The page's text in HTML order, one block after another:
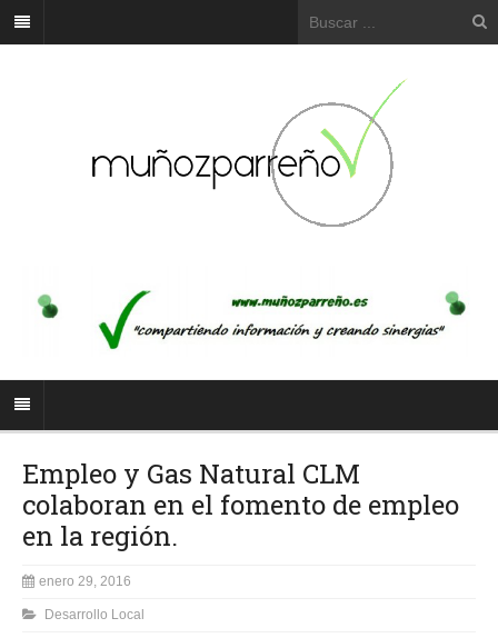
Empleo y Gas Natural CLM
colaboran en el fomento de empleo
en la región.
enero 29, 2016
Desarrollo Local